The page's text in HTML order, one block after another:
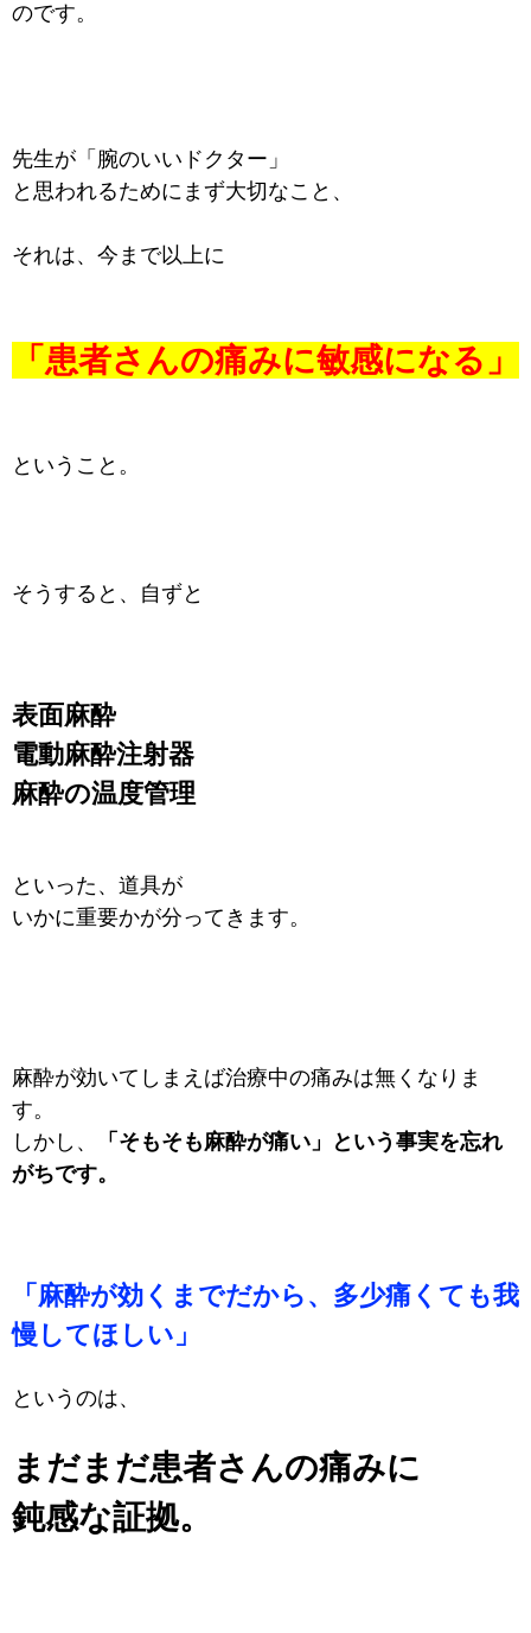
のです。
先生が「腕のいいドクター」
と思われるためにまず大切なこと、
それは、今まで以上に
「患者さんの痛みに敏感になる」
ということ。
そうすると、自ずと
表面麻酔
電動麻酔注射器
麻酔の温度管理
といった、道具が
いかに重要かが分ってきます。
麻酔が効いてしまえば治療中の痛みは無くなりま
す。
しかし、
「そもそも麻酔が痛い」という事実を忘れ
がちです。
「麻酔が効くまでだから、多少痛くても我
慢してほしい」
というのは、
まだまだ患者さんの痛みに
鈍感な証拠。